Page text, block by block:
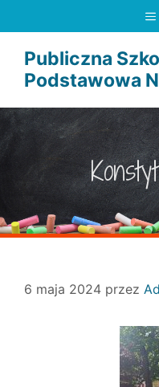
do
treściPubliczna
Podstawowa
6 maja 2024 przez